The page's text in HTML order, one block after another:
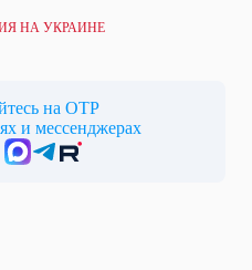
НА УКРАИНЕ
на ОТР
и мессенджерах